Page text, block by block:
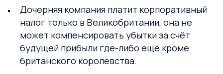
Дочерняя компания платит корпоративный
налог только в Великобритании, она не
может компенсировать убытки за счёт
будущей прибыли где-либо ещё кроме
британского королевства.